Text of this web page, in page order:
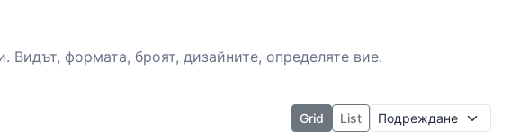
формата, броят, дизайните, определяте вие.
Grid List Подреждане